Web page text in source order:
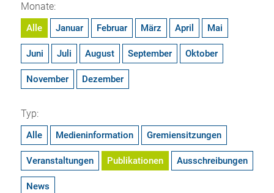
Monate:
Alle Januar Februar März April Mai
Juni Juli August September Oktober
November Dezember
Typ:
Alle Medieninformation Gremiensitzungen
Veranstaltungen Publikationen Ausschreibungen
News